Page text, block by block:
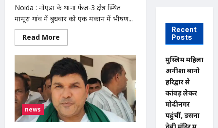
जांच
में
जुटी
Noida : नोएडा के थाना फेज-3 क्षेत्र स्थित
मामूरा गांव में बुधवार को एक मकान में भीषण...
Read More
more
NOIDA
:
नोएडा
के
मामूरा
गांव
में
भीषण
आग,
दो
लोगों
news
Recent
Posts
मुस्लिम महिला
अनीशा बानो
हरिद्वार से
कांवड़ लेकर
मोदीनगर
पहुंचीं, डसना
देवी मंदिर में